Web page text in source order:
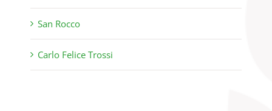
San Rocco
Carlo Felice Trossi